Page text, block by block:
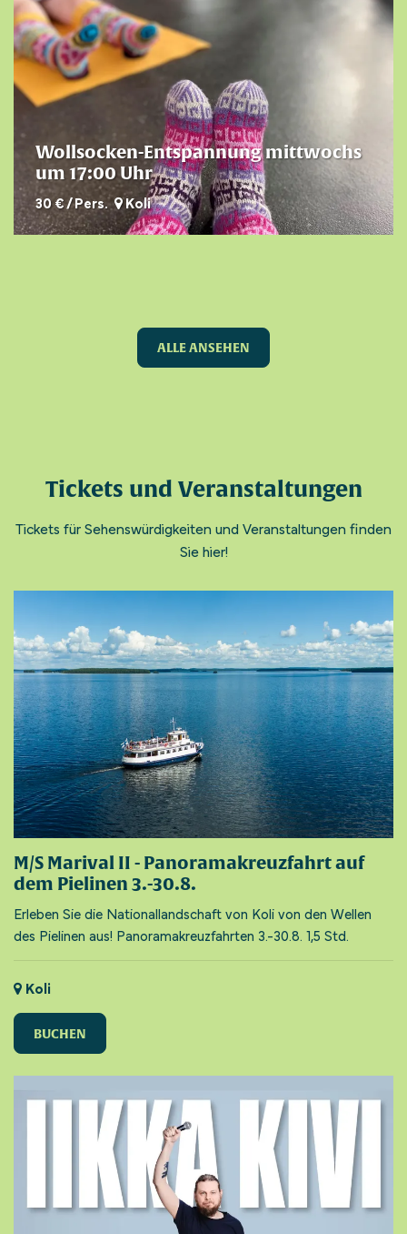
Wollsocken-Entspannung mittwochs
um 17:00 Uhr
30 € / Pers. Koli
ALLE ANSEHEN
Tickets und Veranstaltungen
Tickets für Sehenswürdigkeiten und Veranstaltungen finden
Sie hier!
M/S Marival II - Panoramakreuzfahrt auf
dem Pielinen 3.-30.8.
Erleben Sie die Nationallandschaft von Koli von den Wellen
des Pielinen aus! Panoramakreuzfahrten 3.-30.8. 1,5 Std.
Koli
BUCHEN